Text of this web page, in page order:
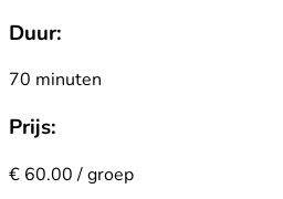
Duur:
70 minuten
Prijs:
€ 60.00 / groep